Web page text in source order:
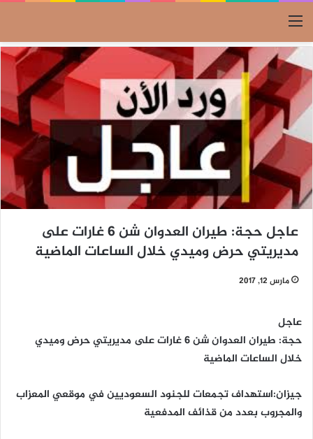
القائمة
عاجل حجة: طيران العدوان شن 6 غارات على
مديريتي حرض وميدي خلال الساعات الماضية
مارس 12, 2017
عاجل
حجة: طيران العدوان شن 6 غارات على مديريتي حرض وميدي
خلال الساعات الماضية
جيزان:استهداف تجمعات للجنود السعوديين في موقعي المعزاب
والمجروب بعدد من قذائف المدفعية